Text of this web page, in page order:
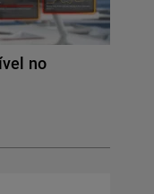
no